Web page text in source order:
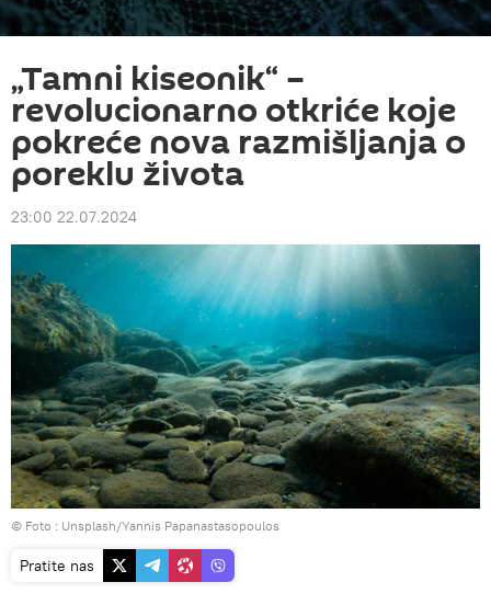
„Tamni kiseonik“ –
revolucionarno otkriće koje
pokreće nova razmišljanja o
poreklu života
23:00 22.07.2024
© Foto : Unsplash/Yannis Papanastasopoulos
Pratite nas